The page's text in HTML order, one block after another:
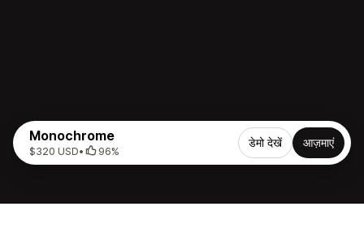
Monochrome
$320 USD• 96%
डेमो देखें आज़माएं